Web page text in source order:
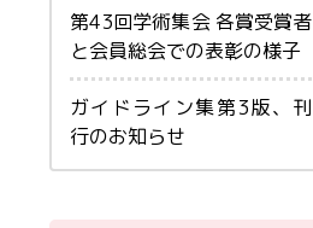
第43回学術集会 各賞受賞者
と会員総会での表彰の様子
ガイドライン集第3版、刊
行のお知らせ